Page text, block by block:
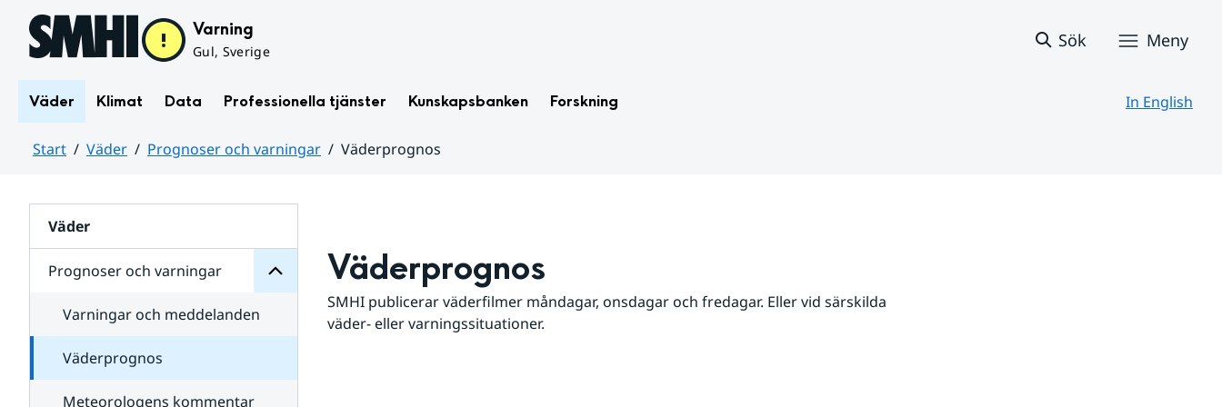
Hoppa till sidans innehåll Varning
Gul, Sverige
Sök Meny
Väder Klimat Data Professionella tjänster Kunskapsbanken Forskning In English
Start Väder Prognoser och varningar
Väderprognos
Väder
Prognoser och varningar
för
varningar
Varningar och meddelanden
Väderprognos
Meteorologens kommentar
Väderprognos
SMHI publicerar väderfilmer måndagar, onsdagar och fredagar. Eller vid särskilda
väder- eller varningssituationer.